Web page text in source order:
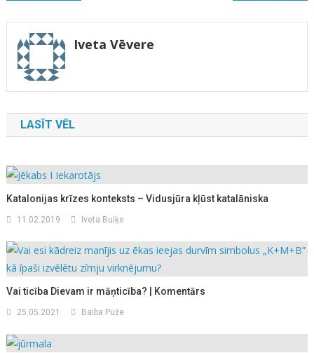
Iveta Vēvere
LASĪT VĒL
Katalonijas krīzes konteksts – Vidusjūra kļūst katalāniska
11.02.2019 Iveta Buiķe
Vai ticība Dievam ir māņticība? | Komentārs
25.05.2021 Baiba Puže